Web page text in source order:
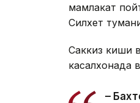
мамлакат
Силхет
Саккиз киши
касалхонада
–